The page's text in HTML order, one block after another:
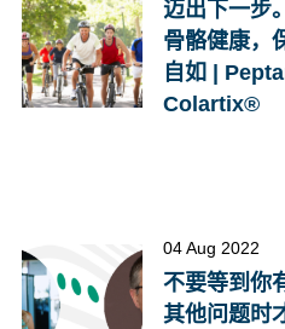
迈出下一步
骨骼健康，
自如 |
Colartix®
04 Aug 2022
不要等到你
其他问题时